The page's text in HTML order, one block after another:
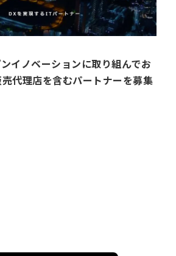
イノベーションに取り組んでお
代理店を含むパートナーを募集